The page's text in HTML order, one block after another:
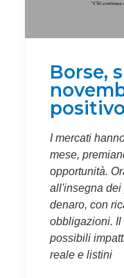
Borse,
positivo
I mercati
mese,
opportunità.
all'insegna dei
denaro, con
obbligazioni.
possibili
reale e listini